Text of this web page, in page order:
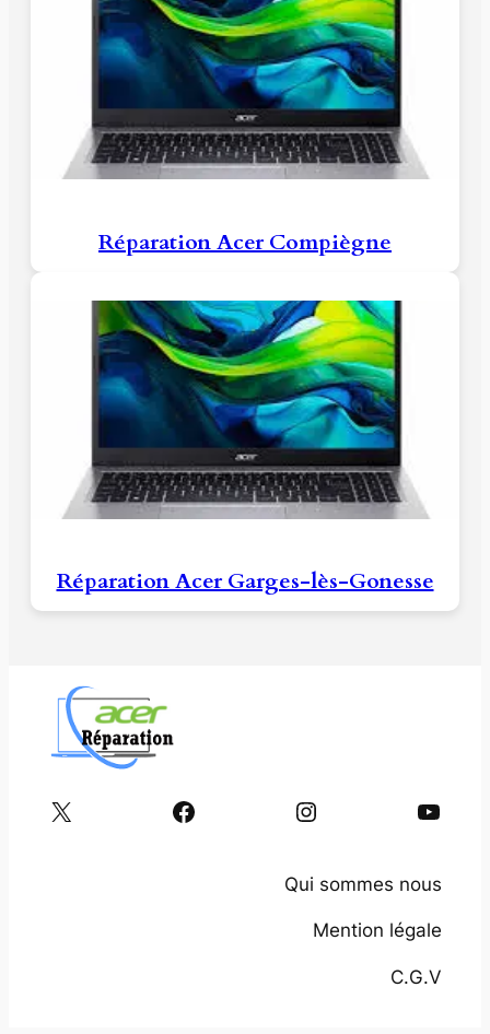
Réparation Acer Compiègne
Réparation Acer Garges-lès-Gonesse
X Facebook Instagram YouTube
Qui sommes nous
Mention légale
C.G.V